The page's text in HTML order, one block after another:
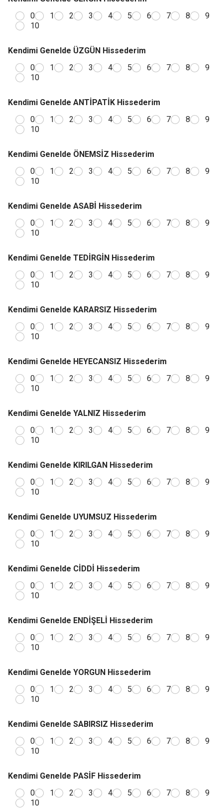
0
1 2 3 4 5 6 7 8
9
10
Kendimi Genelde ÜZGÜN Hissederim
0
1 2 3 4 5 6 7 8
9
10
Kendimi Genelde ANTİPATİK Hissederim
0
1 2 3 4 5 6 7 8
9
10
Kendimi Genelde ÖNEMSİZ Hissederim
0
1 2 3 4 5 6 7 8
9
10
Kendimi Genelde ASABİ Hissederim
0
1 2 3 4 5 6 7 8
9
10
Kendimi Genelde TEDİRGİN Hissederim
0
1 2 3 4 5 6 7 8
9
10
Kendimi Genelde KARARSIZ Hissederim
0
1 2 3 4 5 6 7 8
9
10
Kendimi Genelde HEYECANSIZ Hissederim
0
1 2 3 4 5 6 7 8
9
10
Kendimi Genelde YALNIZ Hissederim
0
1 2 3 4 5 6 7 8
9
10
Kendimi Genelde KIRILGAN Hissederim
0
1 2 3 4 5 6 7 8
9
10
Kendimi Genelde UYUMSUZ Hissederim
0
1 2 3 4 5 6 7 8
9
10
Kendimi Genelde CİDDİ Hissederim
0
1 2 3 4 5 6 7 8
9
10
Kendimi Genelde ENDİŞELİ Hissederim
0
1 2 3 4 5 6 7 8
9
10
Kendimi Genelde YORGUN Hissederim
0
1 2 3 4 5 6 7 8
9
10
Kendimi Genelde SABIRSIZ Hissederim
0
1 2 3 4 5 6 7 8
9
10
Kendimi Genelde PASİF Hissederim
0
1 2 3 4 5 6 7 8
9
10